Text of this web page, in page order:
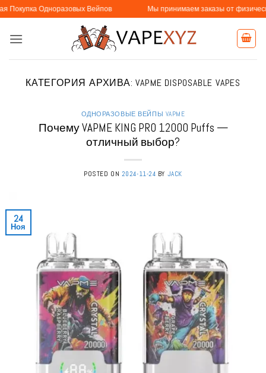
Skip
to
content
Вейпов Мы принимаем заказы от физических и
КАТЕГОРИЯ АРХИВА:VAPME DISPOSABLE VAPES
ОДНОРАЗОВЫЕ ВЕЙПЫ VAPME
Почему VAPME KING PRO 12000 Puffs —
отличный выбор?
POSTED ON 2024-11-24 BY JACK
24
Ноя